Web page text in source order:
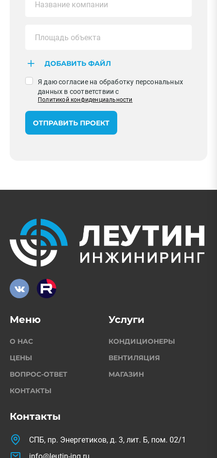
ДОБАВИТЬ ФАЙЛ
Я даю согласие на обработку персональных
данных в соответствии с
Политикой конфиденциальности
ОТПРАВИТЬ ПРОЕКТ
Контакты
СПБ, пр. Энергетиков, д. 3, лит. Б, пом. 02/1
info@leutin-ing.ru
Меню
О НАС
ЦЕНЫ
ВОПРОС-ОТВЕТ
КОНТАКТЫ
Услуги
КОНДИЦИОНЕРЫ
ВЕНТИЛЯЦИЯ
МАГАЗИН